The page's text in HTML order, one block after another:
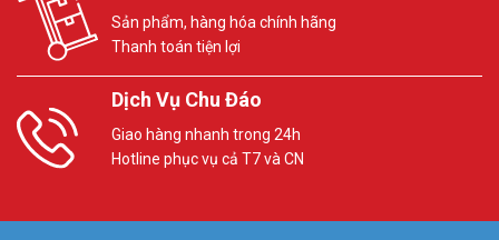
Sản phẩm, hàng hóa chính hãng
Thanh toán tiện lợi
Dịch Vụ Chu Đáo
Giao hàng nhanh trong 24h
Hotline phục vụ cả T7 và CN